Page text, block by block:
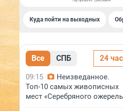
Куда пойти на выходных
Все СПБ 24
09:15
Неизведанное.
Топ-10 самых живописных
мест «Серебряного